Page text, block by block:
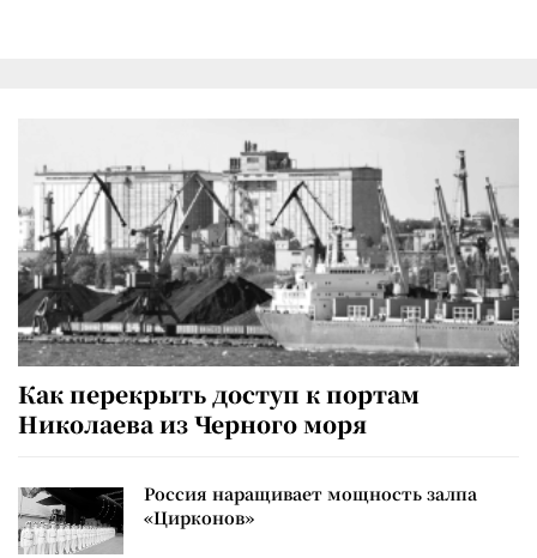
Как перекрыть доступ к портам
Николаева из Черного моря
Россия наращивает мощность залпа
«Цирконов»